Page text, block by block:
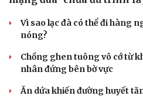
Sức khỏe
Cây thuốc
Sản phụ khoa
Nhi khoa
Nam khoa
Vì sao lạc đà có thể đi hàng
nóng?
Chồng ghen tuông vô cớ từ
nhân đứng bên bờ vực
Ăn dứa khiến đường huyết